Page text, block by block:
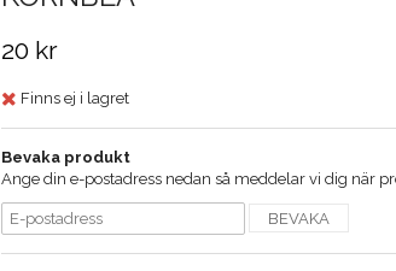
20 kr
Finns ej i lagret
Bevaka produkt
Ange din e-postadress nedan så meddelar vi dig när
BEVAKA